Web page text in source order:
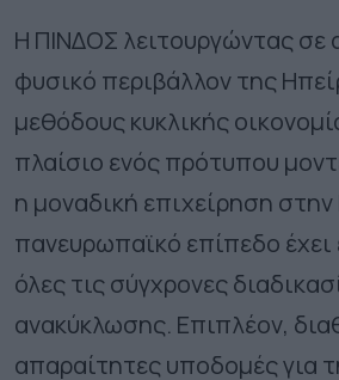
Η ΠΙΝΔΟΣ λειτουργώντας σε
φυσικό περιβάλλον της
μεθόδους κυκλικής
πλαίσιο ενός πρότυπου
η μοναδική επιχείρηση
πανευρωπαϊκό επίπεδο
όλες τις σύγχρονες
ανακύκλωσης. Επιπλέον,
απαραίτητες υποδομές για